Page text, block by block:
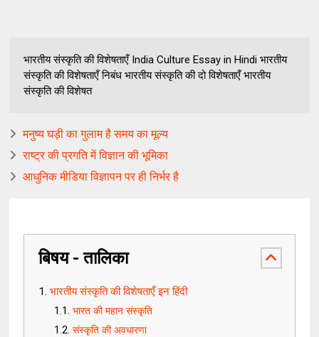
भारतीय संस्कृति की विशेषताएँ India Culture Essay in Hindi भारतीय
संस्कृति की विशेषताएँ निबंध भारतीय संस्कृति की दो विशेषताएँ भारतीय
संस्कृति की विशेषत
मनुष्य घड़ी का गुलाम है समय का मूल्य
राष्ट्र की प्रगति में विज्ञान की भूमिका
आधुनिक मीडिया विज्ञापन पर ही निर्भर है
बिषय - तालिका
भारतीय संस्कृति की विशेषताएँ इन हिंदी
भारत की महान संस्कृति
संस्कृति की अवधारणा